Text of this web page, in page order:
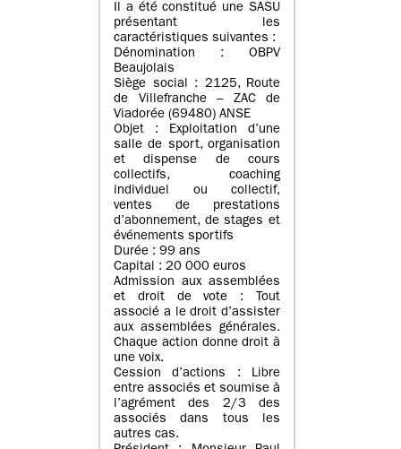
Il a été constitué une SASU
présentant les
caractéristiques suivantes :
Dénomination : OBPV
Beaujolais
Siège social : 2125, Route
de Villefranche – ZAC de
Viadorée (69480) ANSE
Objet : Exploitation d’une
salle de sport, organisation
et dispense de cours
collectifs, coaching
individuel ou collectif,
ventes de prestations
d’abonnement, de stages et
événements sportifs
Durée : 99 ans
Capital : 20 000 euros
Admission aux assemblées
et droit de vote : Tout
associé a le droit d’assister
aux assemblées générales.
Chaque action donne droit à
une voix.
Cession d’actions : Libre
entre associés et soumise à
l’agrément des 2/3 des
associés dans tous les
autres cas.